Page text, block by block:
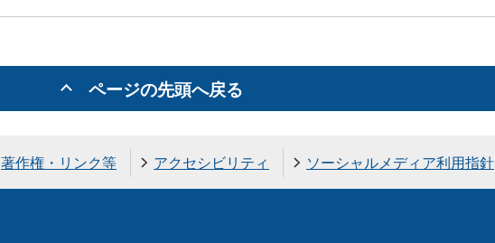
ページの先頭へ戻る
著作権・リンク等 アクセシビリティ ソーシャルメディア利用指針